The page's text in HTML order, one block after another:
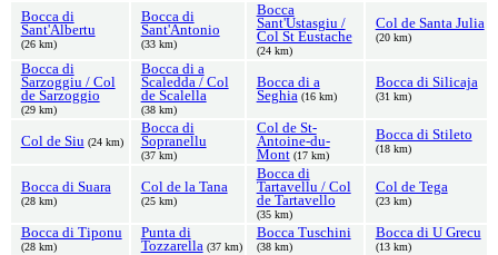
Bocca di
Sant'Albertu
(26 km)
Bocca di
Sant'Antonio
(33 km)
Bocca
Sant'Ustasgiu /
Col St Eustache
(24 km)
Col de Santa Julia
(20 km)
Bocca di
Sarzoggiu / Col
de Sarzoggio
(29 km)
Bocca di a
Scaledda / Col
de Scalella
(38 km)
Bocca di a
Seghia (16 km)
Bocca di Silicaja
(31 km)
Col de Siu (24 km)
Bocca di
Sopranellu
(37 km)
Col de St-
Antoine-du-
Mont (17 km)
Bocca di Stileto
(18 km)
Bocca di Suara
(28 km)
Col de la Tana
(25 km)
Bocca di
Tartavellu / Col
de Tartavello
(35 km)
Col de Tega
(23 km)
Bocca di Tiponu
(28 km)
Punta di
Tozzarella (37 km)
Bocca Tuschini
(38 km)
Bocca di U Grecu
(13 km)